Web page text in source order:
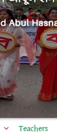
Teachers